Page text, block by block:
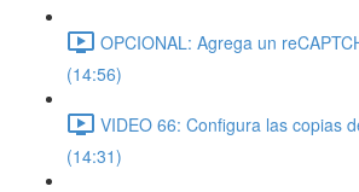
OPCIONAL: Agrega un
(14:56)
VIDEO 66: Configura las copias
(14:31)